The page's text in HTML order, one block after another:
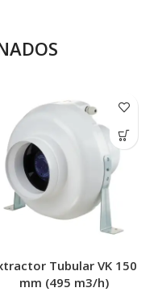
Tubular VK 150
mm (495 m3/h)